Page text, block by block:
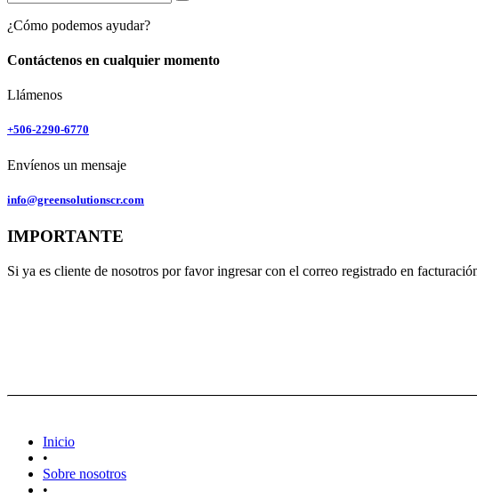
¿Cómo podemos ayudar?
Contáctenos en cualquier momento
Llámenos
+506-2290-6770
Envíenos un mensaje
info@greensolutionscr.com
IMPORTANTE
Si ya es cliente de nosotros por favor ingresar con el correo registrado en
Inicio
•
Sobre nosotros
•